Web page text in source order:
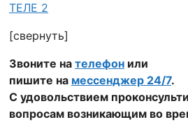
ТЕЛЕ 2
[свернуть]
Звоните на телефон или
пишите на мессенджер 24/7.
С удовольствием
вопросам возникающим во